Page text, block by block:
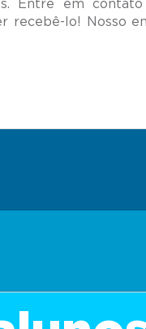
Entre em
recebê-lo! Nosso